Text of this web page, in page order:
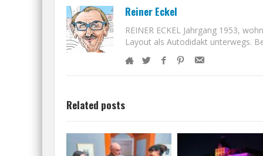
Reiner Eckel
REINER ECKEL Jahrgang 1953,
Layout als Autodidakt unterwegs.
Related posts